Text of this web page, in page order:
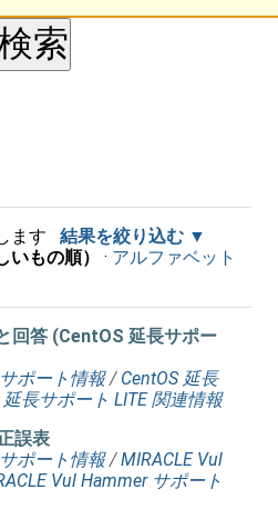
ます
結果を絞り込む
いもの順） · アルファベット
回答 (CentOS 延長サポー
ポート情報 / CentOS 延長
延長サポート LITE 関連情報
誤表
ポート情報 /MIRACLE Vul
Vul Hammer サポート